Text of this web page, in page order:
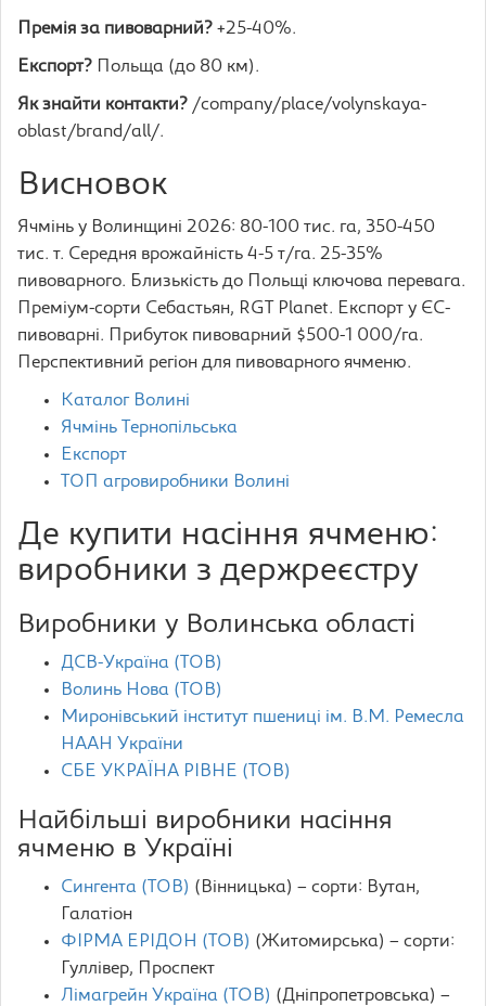
Премія за пивоварний? +25-40%.
Експорт? Польща (до 80 км).
Як знайти контакти? /company/place/volynskaya-
oblast/brand/all/.
Висновок
Ячмінь у Волинщині 2026: 80-100 тис. га, 350-450
тис. т. Середня врожайність 4-5 т/га. 25-35%
пивоварного. Близькість до Польщі ключова перевага.
Преміум-сорти Себастьян, RGT Planet. Експорт у ЄС-
пивоварні. Прибуток пивоварний $500-1 000/га.
Перспективний регіон для пивоварного ячменю.
Каталог Волині
Ячмінь Тернопільська
Експорт
ТОП агровиробники Волині
Де купити насіння ячменю:
виробники з держреєстру
Виробники у Волинська області
ДСВ-Україна (ТОВ)
Волинь Нова (ТОВ)
Миронівський інститут пшениці ім. В.М. Ремесла
НААН України
СБЕ УКРАЇНА РІВНЕ (ТОВ)
Найбільші виробники насіння
ячменю в Україні
Сингента (ТОВ) (Вінницька) – сорти: Вутан,
Галатіон
ФІРМА ЕРІДОН (ТОВ) (Житомирська) – сорти:
Гуллівер, Проспект
Лімагрейн Україна (ТОВ) (Дніпропетровська) –